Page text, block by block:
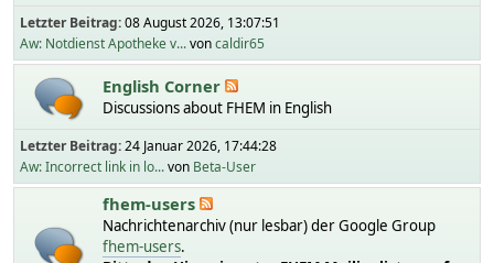
Letzter Beitrag:08 August 2026, 13:07:51
Aw: Notdienst Apotheke v...voncaldir65
English Corner
Discussions about FHEM in English
Letzter Beitrag:24 Januar 2026, 17:44:28
Aw: Incorrect link in lo...von Beta-User
fhem-users
Nachrichtenarchiv (nur lesbar) der Google Group
fhem-users.